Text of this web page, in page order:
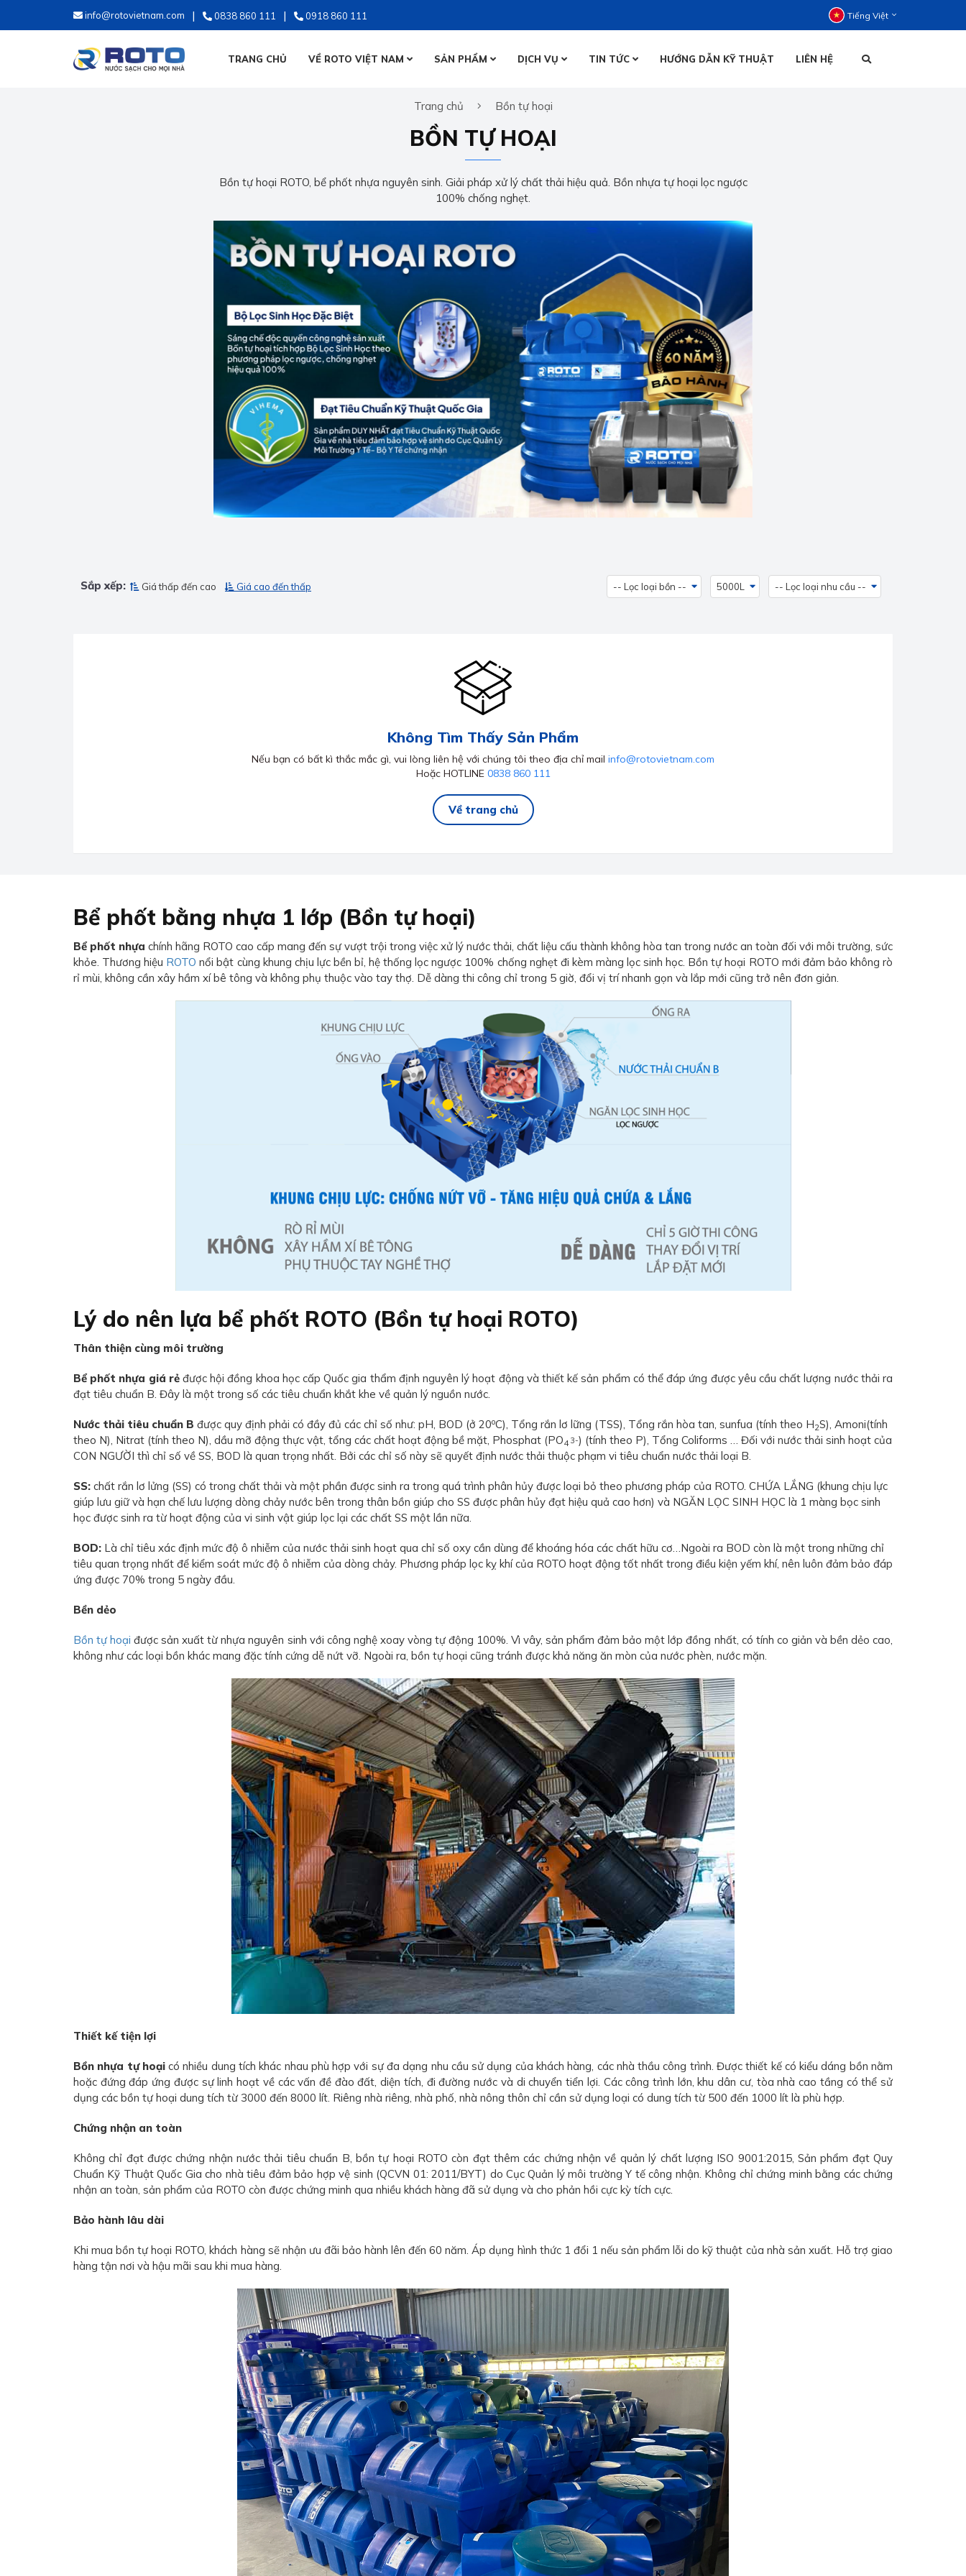
info@rotovietnam.com 0838 860 111 0918 860 111 Tiếng Việt
TRANG CHỦ VỀ ROTO VIỆT NAM SẢN PHẨM DỊCH VỤ TIN TỨC HƯỚNG DẪN KỸ THUẬT LIÊN HỆ
Trang chủ Bồn tự hoại
BỒN TỰ HOẠI
Bồn tự hoại ROTO, bể phốt nhựa nguyên sinh. Giải pháp xử lý chất thải hiệu quả. Bồn nhựa tự hoại lọc ngược
100% chống nghẹt.
Sắp xếp: Giá thấp đến cao Giá cao đến thấp -- Lọc loại bồn -- 5000L -- Lọc loại nhu cầu --
Không Tìm Thấy Sản Phẩm
Nếu bạn có bất kì thắc mắc gì, vui lòng liên hệ với chúng tôi theo địa chỉ mail info@rotovietnam.com
Hoặc HOTLINE 0838 860 111
Về trang chủ
Bể phốt bằng nhựa 1 lớp (Bồn tự hoại)
Bể phốt nhựa chính hãng ROTO cao cấp mang đến sự vượt trội trong việc xử lý nước thải, chất liệu cấu thành không hòa tan trong nước an toàn đối với môi trường, sức
khỏe. Thương hiệu ROTO nổi bật cùng khung chịu lực bền bỉ, hệ thống lọc ngược 100% chống nghẹt đi kèm màng lọc sinh học. Bồn tự hoại ROTO mới đảm bảo không rò
rỉ mùi, không cần xây hầm xí bê tông và không phụ thuộc vào tay thợ. Dễ dàng thi công chỉ trong 5 giờ, đổi vị trí nhanh gọn và lắp mới cũng trở nên đơn giản.
Lý do nên lựa bể phốt ROTO (Bồn tự hoại ROTO)
Thân thiện cùng môi trường
Bể phốt nhựa giá rẻđược hội đồng khoa học cấp Quốc gia thẩm định nguyên lý hoạt động và thiết kế sản phẩm có thể đáp ứng được yêu cầu chất lượng nước thải ra
đạt tiêu chuẩn B. Đây là một trong số các tiêu chuẩn khắt khe về quản lý nguồn nước.
Nước thải tiêu chuẩn B được quy định phải có đầy đủ các chỉ số như: pH, BOD (ở 20oC), Tổng rắn lơ lững (TSS), Tổng rắn hòa tan, sunfua (tính theo H2S), Amoni(tính
theo N), Nitrat (tính theo N), dầu mỡ động thực vật, tổng các chất hoạt động bề mặt, Phosphat (PO4 3-) (tính theo P), Tổng Coliforms … Đối với nước thải sinh hoạt của
CON NGƯỜI thì chỉ số về SS, BOD là quan trọng nhất. Bởi các chỉ số này sẽ quyết định nước thải thuộc phạm vi tiêu chuẩn nước thải loại B.
SS: chất rắn lơ lửng (SS) có trong chất thải và một phần được sinh ra trong quá trình phân hủy được loại bỏ theo phương pháp của ROTO. CHỨA LẮNG (khung chịu lực
giúp lưu giữ và hạn chế lưu lượng dòng chảy nước bên trong thân bồn giúp cho SS được phân hủy đạt hiệu quả cao hơn) và NGĂN LỌC SINH HỌC là 1 màng bọc sinh
học được sinh ra từ hoạt động của vi sinh vật giúp lọc lại các chất SS một lần nữa.
BOD: Là chỉ tiêu xác định mức độ ô nhiễm của nước thải sinh hoạt qua chỉ số oxy cần dùng để khoáng hóa các chất hữu cơ…Ngoài ra BOD còn là một trong những chỉ
tiêu quan trọng nhất để kiểm soát mức độ ô nhiễm của dòng chảy. Phương pháp lọc kỵ khí của ROTO hoạt động tốt nhất trong điều kiện yếm khí, nên luôn đảm bảo đáp
ứng được 70% trong 5 ngày đầu.
Bền dẻo
Bồn tự hoại được sản xuất từ nhựa nguyên sinh với công nghệ xoay vòng tự động 100%. Vì vây, sản phẩm đảm bảo một lớp đồng nhất, có tính co giản và bền dẻo cao,
không như các loại bồn khác mang đặc tính cứng dễ nứt vỡ. Ngoài ra, bồn tự hoại cũng tránh được khả năng ăn mòn của nước phèn, nước mặn.
Thiết kế tiện lợi
Bồn nhựa tự hoạicó nhiều dung tích khác nhau phù hợp với sự đa dạng nhu cầu sử dụng của khách hàng, các nhà thầu công trình. Được thiết kế có kiểu dáng bồn nằm
hoặc đứng đáp ứng được sự linh hoạt về các vấn đề đào đất, diện tích, đi đường nước và di chuyển tiển lợi. Các công trình lớn, khu dân cư, tòa nhà cao tầng có thể sử
dụng các bồn tự hoại dung tích từ 3000 đến 8000 lít. Riêng nhà riêng, nhà phố, nhà nông thôn chỉ cần sử dụng loại có dung tích từ 500 đến 1000 lít là phù hợp.
Chứng nhận an toàn
Không chỉ đạt được chứng nhận nước thải tiêu chuẩn B, bồn tự hoại ROTO còn đạt thêm các chứng nhận về quản lý chất lượng ISO 9001:2015, Sản phẩm đạt Quy
Chuẩn Kỹ Thuật Quốc Gia cho nhà tiêu đảm bảo hợp vệ sinh (QCVN 01: 2011/BYT) do Cục Quản lý môi trường Y tế công nhận. Không chỉ chứng minh bằng các chứng
nhận an toàn, sản phẩm của ROTO còn được chứng minh qua nhiều khách hàng đã sử dụng và cho phản hồi cực kỳ tích cực.
Bảo hành lâu dài
Khi mua bồn tự hoại ROTO, khách hàng sẽ nhận ưu đãi bảo hành lên đến 60 năm. Áp dụng hình thức 1 đổi 1 nếu sản phẩm lỗi do kỹ thuật của nhà sản xuất. Hỗ trợ giao
hàng tận nơi và hậu mãi sau khi mua hàng.